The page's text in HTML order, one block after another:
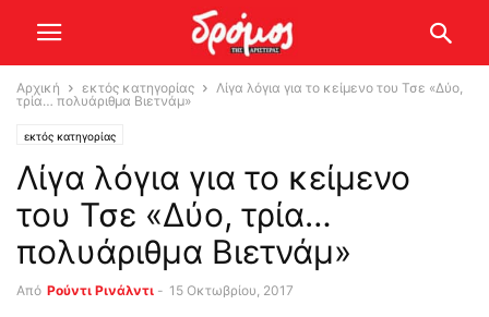
Αρχική εκτός κατηγορίας
Λίγα λόγια για το κείμενο του Τσε «Δύο,
τρία… πολυάριθμα Βιετνάμ»
εκτός κατηγορίας
Λίγα λόγια για το κείμενο
του Τσε «Δύο, τρία…
πολυάριθμα Βιετνάμ»
Από Ρούντι Ρινάλντι - 15 Οκτωβρίου, 2017